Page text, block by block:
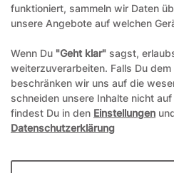
07306 306239¹
Freitags am besten zwischen 8-12 Uhr
¹Telefonieren zum üblichen Ortstarif.
aus dem Mobilfunknetz können ggf.
*Alle Preise inkl. gesetzl. Mehrwertsteuer
funktioniert, sammeln wir Daten
unsere Angebote auf welchen
Wenn Du "Geht klar" sagst,
weiterzuverarbeiten. Falls Du dem
beschränken wir uns auf die
schneiden unsere Inhalte nicht
findest Du in den Einstellungen
Datenschutzerklärung